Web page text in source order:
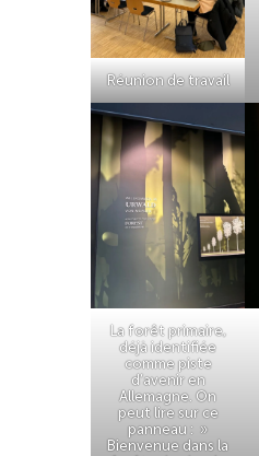
Réunion de travail
La forêt primaire,
déjà identifiée
comme piste
d’avenir en
Allemagne. On
peut lire sur ce
panneau : »
Bienvenue dans la